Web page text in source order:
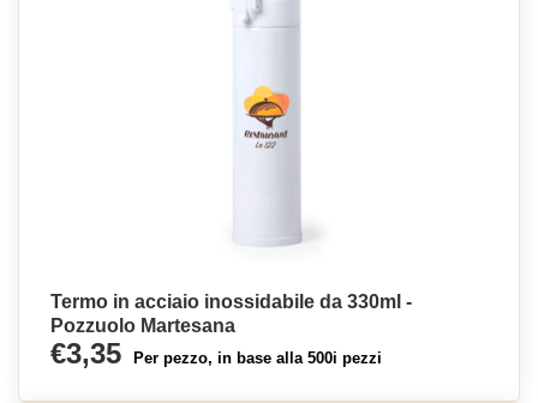
Termo in acciaio inossidabile da 330ml -
Pozzuolo Martesana
€3,35 Per pezzo, in base alla 500i pezzi